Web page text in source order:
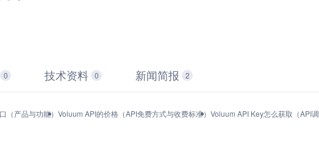
0 技术资料 0 新闻简报 2
（产品与功能） Voluum API的价格（API免费方式与收费标准） Voluum API Key怎么获取（API